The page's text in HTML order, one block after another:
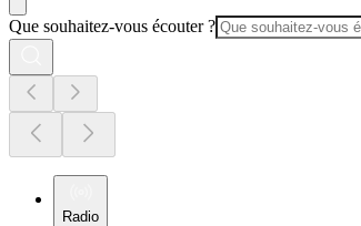
Que souhaitez-vous écouter ?
Radio